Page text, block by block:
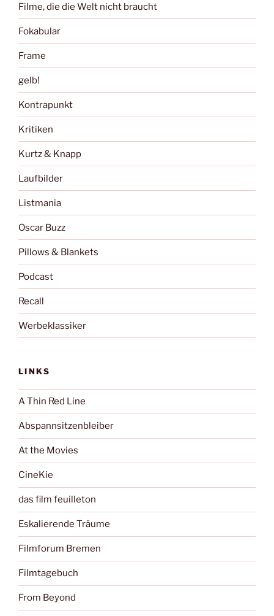
Filme, die die Welt nicht braucht
Fokabular
Frame
gelb!
Kontrapunkt
Kritiken
Kurtz & Knapp
Laufbilder
Listmania
Oscar Buzz
Pillows & Blankets
Podcast
Recall
Werbeklassiker
LINKS
A Thin Red Line
Abspannsitzenbleiber
At the Movies
CineKie
das film feuilleton
Eskalierende Träume
Filmforum Bremen
Filmtagebuch
From Beyond